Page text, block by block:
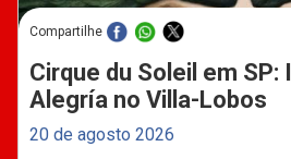
Compartilhe
Cirque du Soleil em
Alegría no Villa-Lobos
20 de agosto 2026